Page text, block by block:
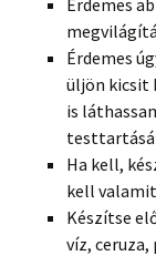
Érdemes
Érdemes
üljön kicsit
is
Ha kell,
kell
Készítse
víz, ceruza,